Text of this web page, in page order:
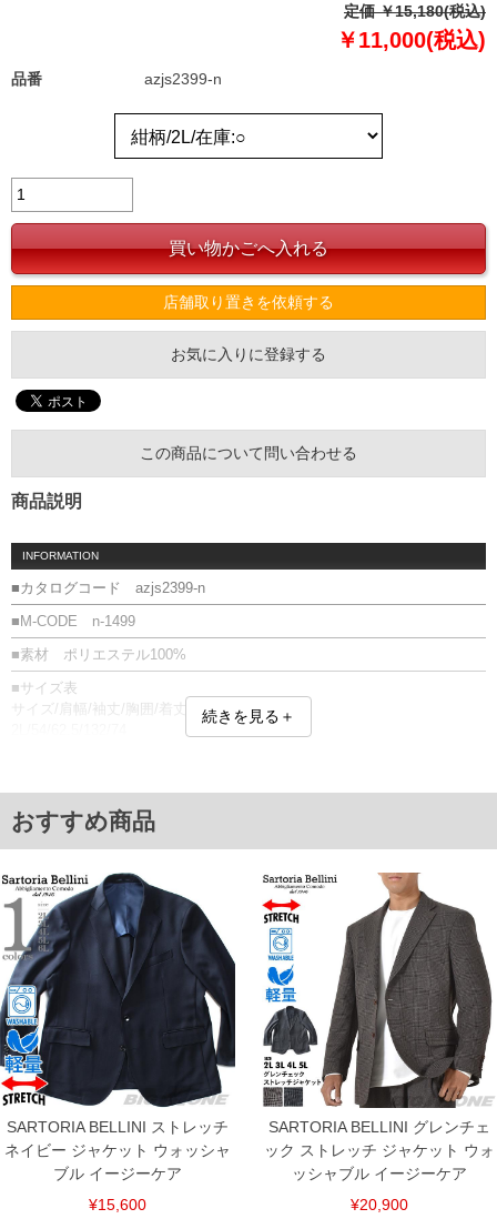
定価 ￥15,180(税込)
￥11,000(税込)
品番 azjs2399-n
店舗取り置きを依頼する
お気に入りに登録する
この商品について問い合わせる
商品説明
INFORMATION
■カタログコード azjs2399-n
■M-CODE n-1499
■素材 ポリエステル100%
■サイズ表
サイズ/肩幅/袖丈/胸囲/着丈
5L/60/65.5/150/80
単位はcm
下着(肌着)やワイシャツは商品の性質上、返品交換不可とさせて頂いております。予め
ご了承くださいませ。
※【ボトムの裾上げをご希望の場合】
裾上げ料金は500円+税となります。
備考欄に股下●cmとご記入下さい。（裾上げ無料対象商品は1本につき税込6,000円以
上の品が対象。1本5,999円以下の商品は有料（500円+税）となります。）
出荷まで約1週間～20日間程お時間を頂く場合がございます。
尚、裾上げした商品は返品・交換不可となりますので、予めご了承下さい。
一部、お直しに対応出来ない商品がございます。(例：裾にファスナーや調節ひもが付
いている、極端なデザインが施されている等)
※商品によって若干のサイズの誤差がございます。また、お客様がご使用の環境（コ
ンピュータ画面）によって、商品の色味が若干異なる場合がございます。予めご了承
ください。
※当店での掲載商品は、実店鋪と在庫を共用しておりますので店頭での売り違い、店
舗からのお取り寄せ等により、お客様にご迷惑をお掛けしてしまう場合がございま
す。そのようなことがない様最大限に努めておりますが、もしあった場合速やかにご
続きを見る＋
おすすめ商品
SARTORIA BELLINI ストレッチ
ネイビー ジャケット ウォッシャ
ブル イージーケア
¥15,600
SARTORIA BELLINI グレンチェ
ック ストレッチ ジャケット ウォ
ッシャブル イージーケア
¥20,900